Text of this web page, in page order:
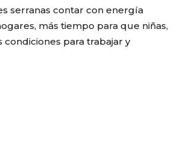
serranas contar con energía
más tiempo para que niñas,
para trabajar y